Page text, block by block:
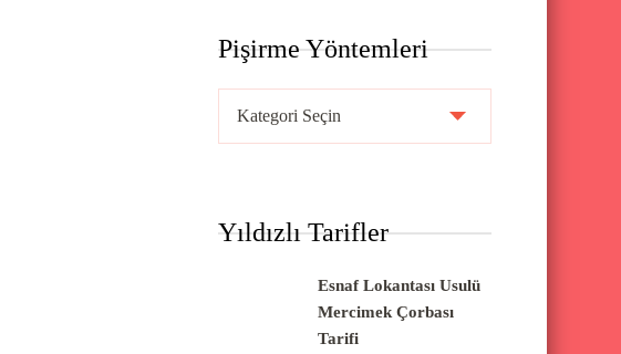
Pişirme Yöntemleri
r
Yıldızlı Tarifler
Esnaf Lokantası Usulü
Mercimek Çorbası
Tarifi